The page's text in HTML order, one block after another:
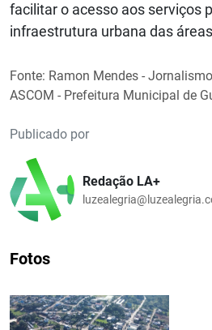
facilitar o acesso aos serviços
infraestrutura urbana das
Fonte: Ramon Mendes -
ASCOM - Prefeitura Municipal de
Publicado por
Redação LA+
Fotos